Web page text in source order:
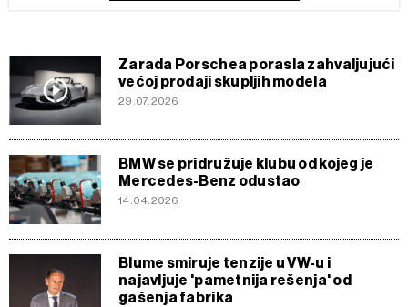
Zarada Porschea porasla zahvaljujući
većoj prodaji skupljih modela
29.07.2026
BMW se pridružuje klubu od kojeg je
Mercedes-Benz odustao
14.04.2026
Blume smiruje tenzije u VW-u i
najavljuje 'pametnija rešenja' od
gašenja fabrika